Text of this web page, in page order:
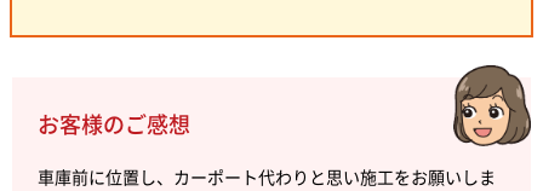
お客様のご感想
車庫前に位置し、カーポート代わりと思い施工をお願いしま